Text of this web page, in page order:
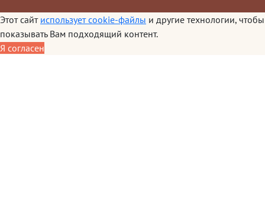
Этот сайт использует cookie-файлы и другие технологии, чтобы
показывать Вам подходящий контент.
Я согласен